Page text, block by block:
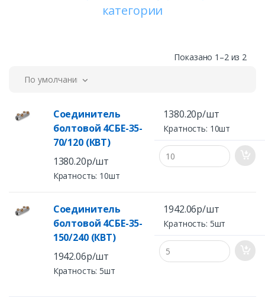
категории
Показано 1–2 из 2
По умолчанию
Соединитель
болтовой 4СБЕ-35-
70/120 (КВТ)
1380.20р/шт
Кратность: 10шт
1380.20р/шт
Кратность: 10шт
Соединитель
болтовой 4СБЕ-35-
150/240 (КВТ)
1942.06р/шт
Кратность: 5шт
1942.06р/шт
Кратность: 5шт